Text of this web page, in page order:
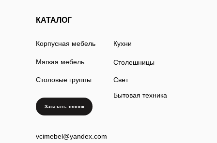
КАТАЛОГ
Корпусная мебель
Мягкая мебель
Столовые группы
vcimebel@yandex.com
Кухни
Столешницы
Свет
Бытовая техника
Заказать звонок